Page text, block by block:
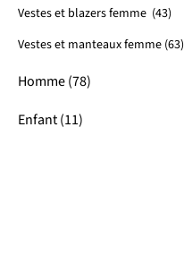
Vestes et blazers femme (43)
Vestes et manteaux femme (63)
Homme (78)
Enfant (11)